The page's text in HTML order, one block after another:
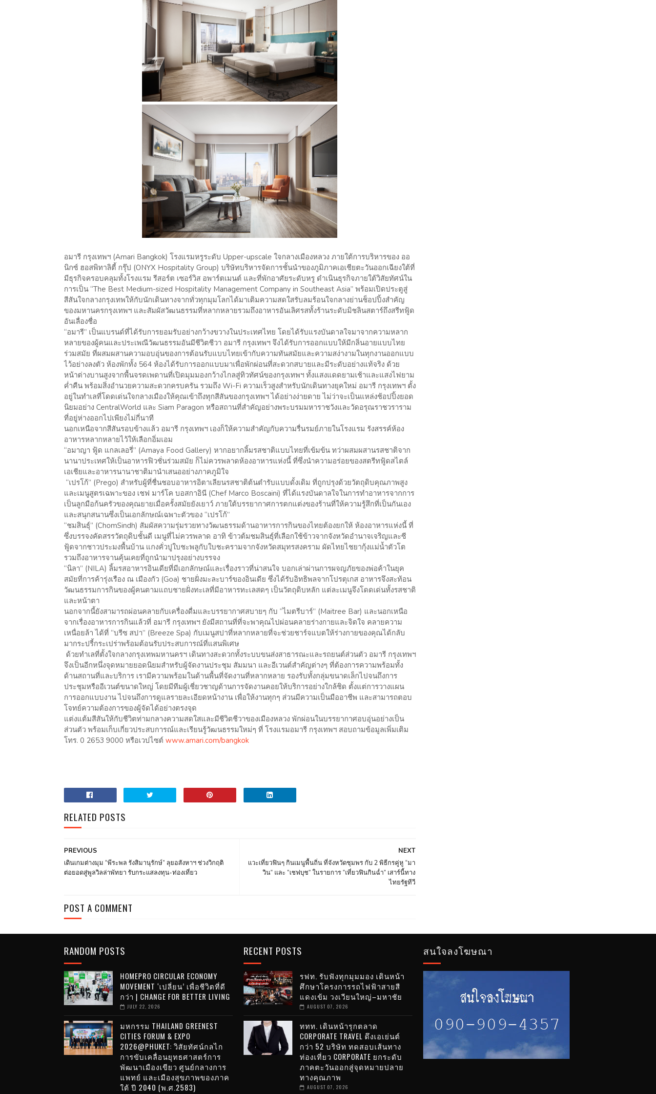
อมารี กรุงเทพฯ (Amari Bangkok) โรงแรมหรูระดับ Upper-upscale ใจกลางเมืองหลวง ภายใต้การบริหารของ ออ
นิกซ์ ฮอสพิทาลิตี้ กรุ๊ป (ONYX Hospitality Group) บริษัทบริหารจัดการชั้นนำของภูมิภาคเอเชียตะวันออกเฉียงใต้ที่
มีธุรกิจครอบคลุมทั้งโรงแรม รีสอร์ต เซอร์วิส อพาร์ตเมนต์ และที่พักอาศัยระดับหรู ดำเนินธุรกิจภายใต้วิสัยทัศน์ใน
การเป็น “The Best Medium-sized Hospitality Management Company in Southeast Asia” พร้อมเปิดประตูสู่
สีสันใจกลางกรุงเทพให้กับนักเดินทางจากทั่วทุกมุมโลกได้มาเติมความสดใสรับลมร้อนใจกลางย่านช็อปปิ้งสำคัญ
ของมหานครกรุงเทพฯ และสัมผัสวัฒนธรรมที่หลากหลายรวมถึงอาหารอันเลิศรสทั้งร้านระดับมิชลินสตาร์ถึงสรีทฟู้ด
อันเลื่องชื่อ
“อมารี” เป็นแบรนด์ที่ได้รับการยอมรับอย่างกว้างขวางในประเทศไทย โดยได้รับแรงบันดาลใจมาจากความหลาก
หลายของผู้คนและประเพณีวัฒนธรรมอันมีชีวิตชีวา อมารี กรุงเทพฯ จึงได้รับการออกแบบให้มีกลิ่นอายแบบไทย
ร่วมสมัย ที่ผสมผสานความอบอุ่นของการต้อนรับแบบไทยเข้ากับความทันสมัยและความสง่างามในทุกงานออกแบบ
ไว้อย่างลงตัว ห้องพักทั้ง 564 ห้องได้รับการออกแบบมาเพื่อพักผ่อนที่สะดวกสบายและมีระดับอย่างแท้จริง ด้วย
หน้าต่างบานสูงจากพื้นจรดเพดานที่เปิดมุมมองกว้างไกลสู่ทิวทัศน์ของกรุงเทพฯ ทั้งแสงแดดยามเช้าและแสงไฟยาม
ค่ำคืน พร้อมสิ่งอำนวยความสะดวกครบครัน รวมถึง Wi-Fi ความเร็วสูงสำหรับนักเดินทางยุคใหม่ อมารี กรุงเทพฯ ตั้ง
อยู่ในทำเลที่โดดเด่นใจกลางเมืองให้คุณเข้าถึงทุกสีสันของกรุงเทพฯ ได้อย่างง่ายดาย ไม่ว่าจะเป็นแหล่งช้อปปิ้งยอด
นิยมอย่าง CentralWorld และ Siam Paragon หรือสถานที่สำคัญอย่างพระบรมมหาราชวังและวัดอรุณราชวราราม
ที่อยู่ห่างออกไปเพียงไม่กี่นาที
นอกเหนือจากสีสันรอบข้างแล้ว อมารี กรุงเทพฯ เองก็ให้ความสำคัญกับความรื่นรมย์ภายในโรงแรม รังสรรค์ห้อง
อาหารหลากหลายไว้ให้เลือกอิ่มเอม
“อมาญา ฟู้ด แกลเลอรี่” (Amaya Food Gallery) หากอยากลิ้มรสชาติแบบไทยที่เข้มข้น ทว่าผสมผสานรสชาติจาก
นานาประเทศให้เป็นอาหารฟิวชั่นร่วมสมัย ก็ไม่ควรพลาดห้องอาหารแห่งนี้ ที่ซึ่งนำความอร่อยของสตรีทฟู้ดสไตล์
เอเชียและอาหารนานาชาติมานำเสนออย่างภาคภูมิใจ
“เปรโก้” (Prego) สำหรับผู้ที่ชื่นชอบอาหารอิตาเลียนรสชาติต้นตำรับแบบดั้งเดิม ที่ถูกปรุงด้วยวัตถุดิบคุณภาพสูง
และเมนูสูตรเฉพาะของ เชฟ มาร์โค บอสกาอินี (Chef Marco Boscaini) ที่ได้แรงบันดาลใจในการทำอาหารจากการ
เป็นลูกมือก้นครัวของคุณยายเมื่อครั้งสมัยยังเยาว์ ภายใต้บรรยากาศการตกแต่งของร้านที่ให้ความรู้สึกที่เป็นกันเอง
และสนุกสนานซึ่งเป็นเอกลักษณ์เฉพาะตัวของ “เปรโก้”
“ชมสินธุ์” (ChomSindh) สัมผัสความรุ่มรวยทางวัฒนธรรมด้านอาหารการกินของไทยต้องยกให้ ห้องอาหารแห่งนี้ ที่
ซึ่งบรรจงคัดสรรวัตถุดิบชั้นดี เมนูที่ไม่ควรพลาด อาทิ ข้าวต้มชมสินธุ์ที่เลือกใช้ข้าวจากจังหวัดอำนาจเจริญและซี
ฟู้ดจากชาวประมงพื้นบ้าน แกงคั่วปูใบชะพลูกับใบชะครามจากจังหวัดสมุทรสงคราม ผัดไทยไชยากุ้งแม่น้ำตัวโต
รวมถึงอาหารจานคุ้นเคยที่ถูกนำมาปรุงอย่างบรรจง
“นิลา” (NILA) ลิ้มรสอาหารอินเดียที่มีเอกลักษณ์และเรื่องราวที่น่าสนใจ บอกเล่าผ่านการผจญภัยของพ่อค้าในยุค
สมัยที่การค้ารุ่งเรือง ณ เมืองกัว (Goa) ชายฝั่งมะละบาร์ของอินเดีย ซึ่งได้รับอิทธิพลจากโปรตุเกส อาหารจึงสะท้อน
วัฒนธรรมการกินของผู้คนตามแถบชายฝั่งทะเลที่มีอาหารทะเลสดๆ เป็นวัตถุดิบหลัก แต่ละเมนูจึงโดดเด่นทั้งรสชาติ
และหน้าตา
นอกจากนี้ยังสามารถผ่อนคลายกับเครื่องดื่มและบรรยากาศสบายๆ กับ “ไมตรีบาร์” (Maitree Bar) และนอกเหนือ
จากเรื่องอาหารการกินแล้วที่ อมารี กรุงเทพฯ ยังมีสถานที่ที่จะพาคุณไปผ่อนคลายร่างกายและจิตใจ คลายความ
เหนื่อยล้า ได้ที่ “บรีซ สปา” (Breeze Spa) กับเมนูสปาที่หลากหลายที่จะช่วยชาร์จแบตให้ร่างกายของคุณได้กลับ
มากระปรี้กระเปร่าพร้อมต้อนรับประสบการณ์ที่แสนพิเศษ
ด้วยทำเลที่ตั้งใจกลางกรุงเทพมหานครฯ เดินทางสะดวกทั้งระบบขนส่งสาธารณะและรถยนต์ส่วนตัว อมารี กรุงเทพฯ
จึงเป็นอีกหนึ่งจุดหมายยอดนิยมสำหรับผู้จัดงานประชุม สัมมนา และอีเวนต์สำคัญต่างๆ ที่ต้องการความพร้อมทั้ง
ด้านสถานที่และบริการ เรามีความพร้อมในด้านพื้นที่จัดงานที่หลากหลาย รองรับทั้งกลุ่มขนาดเล็กไปจนถึงการ
ประชุมหรืออีเวนต์ขนาดใหญ่ โดยมีทีมผู้เชี่ยวชาญด้านการจัดงานคอยให้บริการอย่างใกล้ชิด ตั้งแต่การวางแผน
การออกแบบงาน ไปจนถึงการดูแลรายละเอียดหน้างาน เพื่อให้งานทุกๆ ส่วนมีความเป็นมืออาชีพ และสามารถตอบ
โจทย์ความต้องการของผู้จัดได้อย่างตรงจุด
แต่งแต้มสีสันให้กับชีวิตท่ามกลางความสดใสและมีชีวิตชีวาของเมืองหลวง พักผ่อนในบรรยากาศอบอุ่นอย่างเป็น
ส่วนตัว พร้อมเก็บเกี่ยวประสบการณ์และเรียนรู้วัฒนธรรมใหม่ๆ ที่ โรงแรมอมารี กรุงเทพฯ สอบถามข้อมูลเพิ่มเติม
โทร. 0 2653 9000 หรือเวปไซต์ www.amari.com/bangkok
RELATED POSTS
NEXT
แวะเที่ยวฟินๆ กินเมนูพื้นถิ่น ที่จังหวัดชุมพร กับ 2 พิธีกรคู่หู “มา
วิน” และ “เชฟบุช” ในรายการ “เที่ยวฟินกินฉ่ำ” เสาร์นี้ทาง
ไทยรัฐทีวี
PREVIOUS
เดินเกมต่างมุม “พีระพล รังสิมานุรักษ์” ลุยอสังหาฯ ช่วงวิกฤติ
ต่อยอดสู่พูลวิลล่าพัทยา รับกระแสลงทุน-ท่องเที่ยว
POST A COMMENT
RANDOM POSTS
HOMEPRO CIRCULAR ECONOMY
MOVEMENT ‘เปลี่ยน’ เพื่อชีวิตที่ดี
กว่า | CHANGE FOR BETTER LIVING
JULY 22, 2026
มหกรรม THAILAND GREENEST
CITIES FORUM & EXPO
2026@PHUKET: วิสัยทัศน์กลไก
การขับเคลื่อนยุทธศาสตร์การ
พัฒนาเมืองเขียว ศูนย์กลางการ
แพทย์ และเมืองสุขภาพของภาค
ใต้ ปี 2040 (พ.ศ.2583)
RECENT POSTS
รฟท. รับฟังทุกมุมมอง เดินหน้า
ศึกษาโครงการรถไฟฟ้าสายสี
แดงเข้ม วงเวียนใหญ่–มหาชัย
AUGUST 07, 2026
ททท. เดินหน้ารุกตลาด
CORPORATE TRAVEL ดึงเอเย่นต์
กว่า 52 บริษัท ทดสอบเส้นทาง
ท่องเที่ยว CORPORATE ยกระดับ
ภาคตะวันออกสู่จุดหมายปลาย
ทางคุณภาพ
AUGUST 07, 2026
สนใจลงโฆษณา